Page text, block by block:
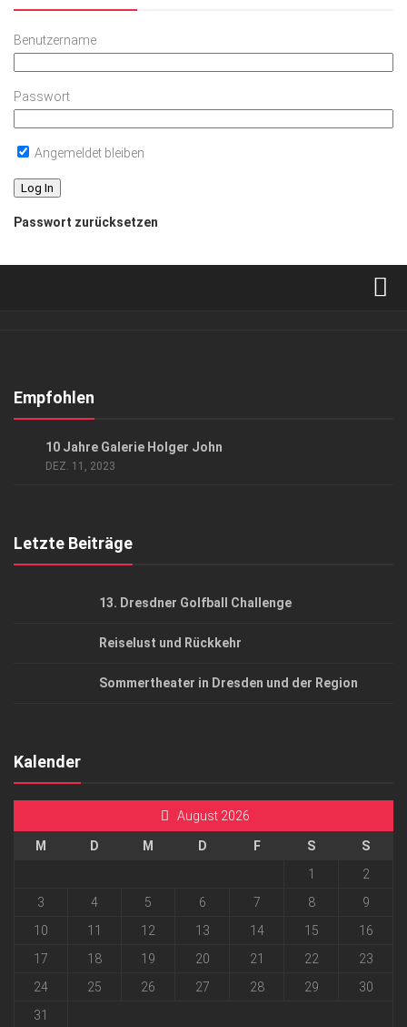
Benutzername
Passwort
Angemeldet bleiben
Passwort zurücksetzen
Kontakt, Impressum
Empfohlen
10 Jahre Galerie Holger John
DEZ. 11, 2023
Letzte Beiträge
13. Dresdner Golfball Challenge
Reiselust und Rückkehr
Sommertheater in Dresden und der Region
Kalender
August 2026
M D M D F S
S
1
2
3
4 5 6 7 8
9
10
11 12 13 14 15
16
17
18 19 20 21 22
23
24
25 26 27 28 29
30
31